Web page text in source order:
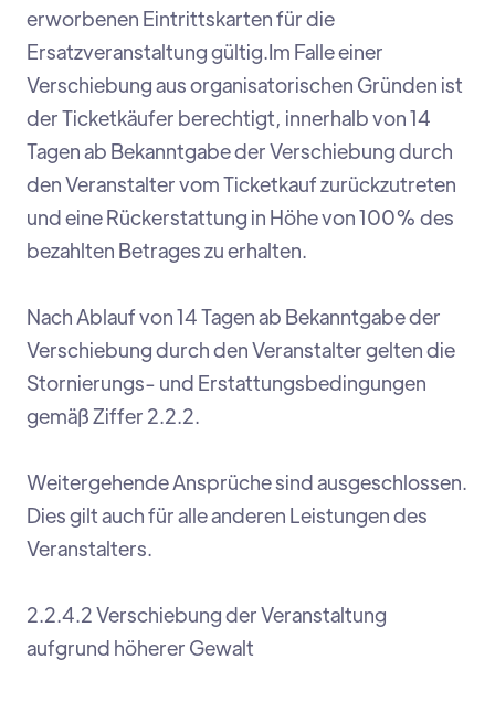
erworbenen Eintrittskarten für die
Ersatzveranstaltung gültig.Im Falle einer
Verschiebung aus organisatorischen Gründen ist
der Ticketkäufer berechtigt, innerhalb von 14
Tagen ab Bekanntgabe der Verschiebung durch
den Veranstalter vom Ticketkauf zurückzutreten
und eine Rückerstattung in Höhe von 100% des
bezahlten Betrages zu erhalten.
Nach Ablauf von 14 Tagen ab Bekanntgabe der
Verschiebung durch den Veranstalter gelten die
Stornierungs- und Erstattungsbedingungen
gemäß Ziffer 2.2.2.
Weitergehende Ansprüche sind ausgeschlossen.
Dies gilt auch für alle anderen Leistungen des
Veranstalters.
2.2.4.2 Verschiebung der Veranstaltung
aufgrund höherer Gewalt